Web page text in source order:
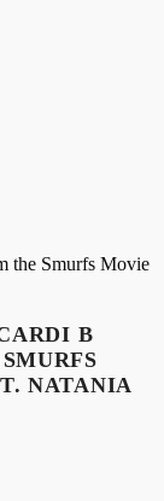
the Smurfs Movie
B
NATANIA